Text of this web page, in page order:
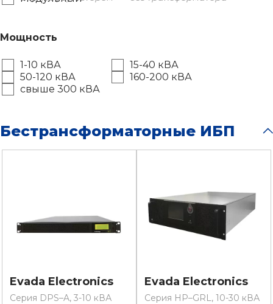
Мощность
1-10 кВА
15-40 кВА
50-120 кВА
160-200 кВА
свыше 300 кВА
Бестрансформаторные ИБП
Evada Electronics
Серия DPS–A, 3-10 кВА
Evada Electronics
Серия HP–GRL, 10-30 кВА